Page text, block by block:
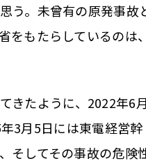
う。未曾有の原発事故
もたらしているのは、
きたように、2022年6月
3月5日には東電経営幹
そしてその事故の危険